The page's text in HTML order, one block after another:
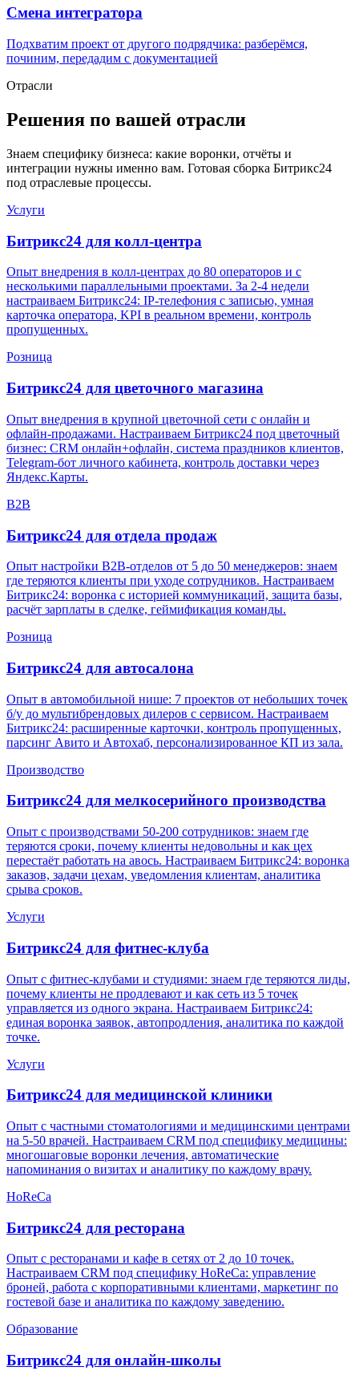
Смена интегратора
Подхватим проект от другого подрядчика: разберёмся,
починим, передадим с документацией
Отрасли
Решения по вашей отрасли
Знаем специфику бизнеса: какие воронки, отчёты и
интеграции нужны именно вам. Готовая сборка Битрикс24
под отраслевые процессы.
Услуги
Битрикс24 для колл-центра
Опыт внедрения в колл-центрах до 80 операторов и с
несколькими параллельными проектами. За 2-4 недели
настраиваем Битрикс24: IP-телефония с записью, умная
карточка оператора, KPI в реальном времени, контроль
пропущенных.
Розница
Битрикс24 для цветочного магазина
Опыт внедрения в крупной цветочной сети с онлайн и
офлайн-продажами. Настраиваем Битрикс24 под цветочный
бизнес: CRM онлайн+офлайн, система праздников клиентов,
Telegram-бот личного кабинета, контроль доставки через
Яндекс.Карты.
B2B
Битрикс24 для отдела продаж
Опыт настройки B2B-отделов от 5 до 50 менеджеров: знаем
где теряются клиенты при уходе сотрудников. Настраиваем
Битрикс24: воронка с историей коммуникаций, защита базы,
расчёт зарплаты в сделке, геймификация команды.
Розница
Битрикс24 для автосалона
Опыт в автомобильной нише: 7 проектов от небольших точек
б/у до мультибрендовых дилеров с сервисом. Настраиваем
Битрикс24: расширенные карточки, контроль пропущенных,
парсинг Авито и Автохаб, персонализированное КП из зала.
Производство
Битрикс24 для мелкосерийного производства
Опыт с производствами 50-200 сотрудников: знаем где
теряются сроки, почему клиенты недовольны и как цех
перестаёт работать на авось. Настраиваем Битрикс24: воронка
заказов, задачи цехам, уведомления клиентам, аналитика
срыва сроков.
Услуги
Битрикс24 для фитнес-клуба
Опыт с фитнес-клубами и студиями: знаем где теряются лиды,
почему клиенты не продлевают и как сеть из 5 точек
управляется из одного экрана. Настраиваем Битрикс24:
единая воронка заявок, автопродления, аналитика по каждой
точке.
Услуги
Битрикс24 для медицинской клиники
Опыт с частными стоматологиями и медицинскими центрами
на 5-50 врачей. Настраиваем CRM под специфику медицины:
многошаговые воронки лечения, автоматические
напоминания о визитах и аналитику по каждому врачу.
HoReCa
Битрикс24 для ресторана
Опыт с ресторанами и кафе в сетях от 2 до 10 точек.
Настраиваем CRM под специфику HoReCa: управление
броней, работа с корпоративными клиентами, маркетинг по
гостевой базе и аналитика по каждому заведению.
Образование
Битрикс24 для онлайн-школы